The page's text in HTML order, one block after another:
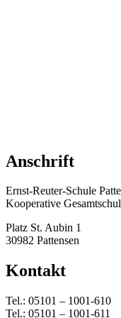
Anschrift
Ernst-Reuter-Schule
Kooperative
Platz St. Aubin 1
30982 Pattensen
Kontakt
Tel.: 05101 – 1001-610
Tel.: 05101 – 1001-611